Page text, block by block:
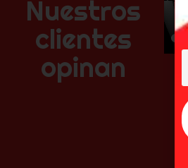
Nuestros
clientes
opinan